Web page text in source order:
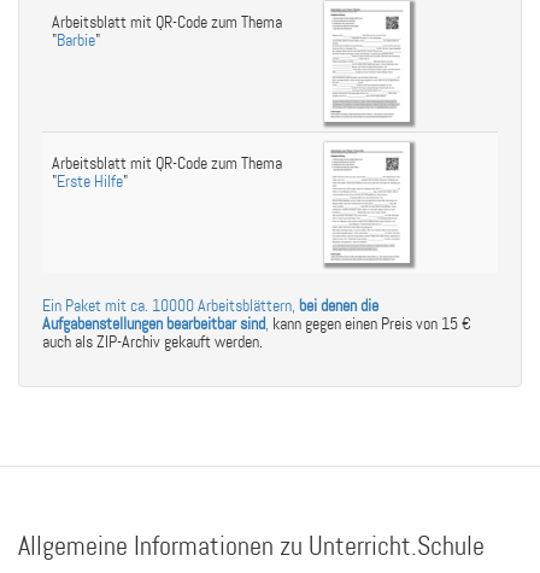
Arbeitsblatt mit QR-Code zum Thema
"Barbie"
Arbeitsblatt mit QR-Code zum Thema
"Erste Hilfe"
Ein Paket mit ca. 10000 Arbeitsblättern, bei denen die
Aufgabenstellungen bearbeitbar sind, kann gegen einen Preis von 15 €
auch als ZIP-Archiv gekauft werden.
Allgemeine Informationen zu Unterricht.Schule